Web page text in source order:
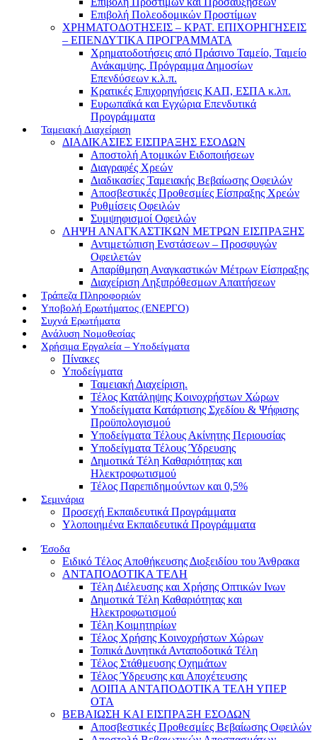
Επιβολή Πολεοδομικών Προστίμων
ΧΡΗΜΑΤΟΔΟΤΗΣΕΙΣ – ΚΡΑΤ. ΕΠΙΧΟΡΗΓΗΣΕΙΣ
– ΕΠΕΝΔΥΤΙΚΑ ΠΡΟΓΡΑΜΜΑΤΑ
Χρηματοδοτήσεις από Πράσινο Ταμείο, Ταμείο
Ανάκαμψης, Πρόγραμμα Δημοσίων
Επενδύσεων κ.λ.π.
Κρατικές Επιχορηγήσεις ΚΑΠ, ΕΣΠΑ κ.λπ.
Ευρωπαϊκά και Εγχώρια Επενδυτικά
Προγράμματα
Ταμειακή Διαχείριση
ΔΙΑΔΙΚΑΣΙΕΣ ΕΙΣΠΡΑΞΗΣ ΕΣΟΔΩΝ
Αποστολή Ατομικών Ειδοποιήσεων
Διαγραφές Χρεών
Διαδικασίες Ταμειακής Βεβαίωσης Οφειλών
Αποσβεστικές Προθεσμίες Είσπραξης Χρεών
Ρυθμίσεις Οφειλών
Συμψηφισμοί Οφειλών
ΛΗΨΗ ΑΝΑΓΚΑΣΤΙΚΩΝ ΜΕΤΡΩΝ ΕΙΣΠΡΑΞΗΣ
Αντιμετώπιση Ενστάσεων – Προσφυγών
Οφειλετών
Απαρίθμηση Αναγκαστικών Μέτρων Είσπραξης
Διαχείριση Ληξιπρόθεσμων Απαιτήσεων
Τράπεζα Πληροφοριών
Υποβολή Ερωτήματος (ΕΝΕΡΓΟ)
Συχνά Ερωτήματα
Ανάλυση Νομοθεσίας
Χρήσιμα Εργαλεία – Υποδείγματα
Πίνακες
Υποδείγματα
Ταμειακή Διαχείριση.
Τέλος Κατάληψης Κοινοχρήστων Χώρων
Υποδείγματα Κατάρτισης Σχεδίου & Ψήφισης
Προϋπολογισμού
Υποδείγματα Τέλους Ακίνητης Περιουσίας
Υποδείγματα Τέλους Ύδρευσης
Δημοτικά Τέλη Καθαριότητας και
Ηλεκτροφωτισμού
Τέλος Παρεπιδημούντων και 0,5%
Σεμινάρια
Προσεχή Εκπαιδευτικά Προγράμματα
Υλοποιημένα Εκπαιδευτικά Προγράμματα
Έσοδα
Ειδικό Τέλος Αποθήκευσης Διοξειδίου του Άνθρακα
ΑΝΤΑΠΟΔΟΤΙΚΑ ΤΕΛΗ
Τέλη Διέλευσης και Χρήσης Οπτικών Ινων
Δημοτικά Τέλη Καθαριότητας και
Ηλεκτροφωτισμού
Τέλη Κοιμητηρίων
Τέλος Χρήσης Κοινοχρήστων Χώρων
Τοπικά Δυνητικά Ανταποδοτικά Τέλη
Τέλος Στάθμευσης Οχημάτων
Τέλος Ύδρευσης και Αποχέτευσης
ΛΟΙΠΑ ΑΝΤΑΠΟΔΟΤΙΚΑ ΤΕΛΗ ΥΠΕΡ
ΟΤΑ
ΒΕΒΑΙΩΣΗ ΚΑΙ ΕΙΣΠΡΑΞΗ ΕΣΟΔΩΝ
Αποσβεστικές Προθεσμίες Βεβαίωσης Οφειλών